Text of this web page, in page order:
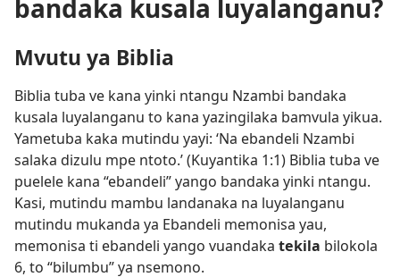
bandaka kusala luyalanganu?
Mvutu ya Biblia
Biblia tuba ve kana yinki ntangu Nzambi bandaka
kusala luyalanganu to kana yazingilaka bamvula yikua.
Yametuba kaka mutindu yayi: ‘Na ebandeli Nzambi
salaka dizulu mpe ntoto.’ (Kuyantika 1:1) Biblia tuba ve
puelele kana “ebandeli” yango bandaka yinki ntangu.
Kasi, mutindu mambu landanaka na luyalanganu
mutindu mukanda ya Ebandeli memonisa yau,
memonisa ti ebandeli yango vuandaka tekila bilokola
6, to “bilumbu” ya nsemono.